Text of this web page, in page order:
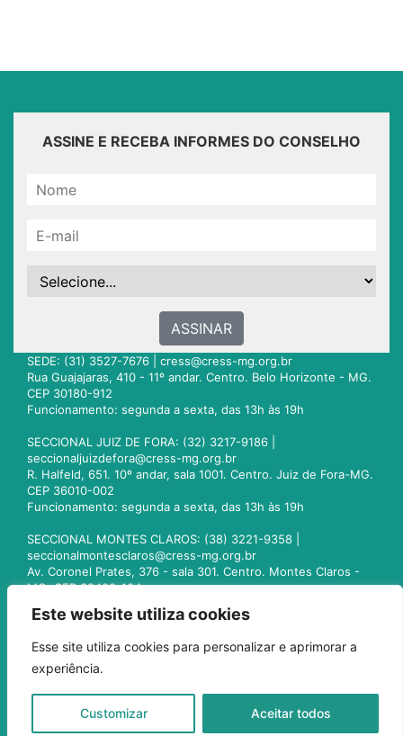
Este website utiliza cookies
Esse site utiliza cookies para personalizar e aprimorar a
experiência.
Customizar Aceitar todos
ASSINE E RECEBA INFORMES DO CONSELHO
ASSINAR
SEDE: (31) 3527-7676 | cress@cress-mg.org.br
Rua Guajajaras, 410 - 11º andar. Centro. Belo Horizonte - MG.
CEP 30180-912
Funcionamento: segunda a sexta, das 13h às 19h
SECCIONAL JUIZ DE FORA: (32) 3217-9186 |
seccionaljuizdefora@cress-mg.org.br
R. Halfeld, 651. 10º andar, sala 1001. Centro. Juiz de Fora-MG.
CEP 36010-002
Funcionamento: segunda a sexta, das 13h às 19h
SECCIONAL MONTES CLAROS: (38) 3221-9358 |
seccionalmontesclaros@cress-mg.org.br
Av. Coronel Prates, 376 - sala 301. Centro. Montes Claros -
MG. CEP 39400-104
seccionaluberlandia@cress-mg.org.br
Av. Afonso Pena, 547 - sala 101. Uberlândia - MG. CEP